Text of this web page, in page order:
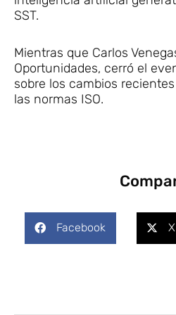
SST.
Mientras que Carlos
Oportunidades, cerró el
sobre los cambios recientes
las normas ISO.
Facebook X